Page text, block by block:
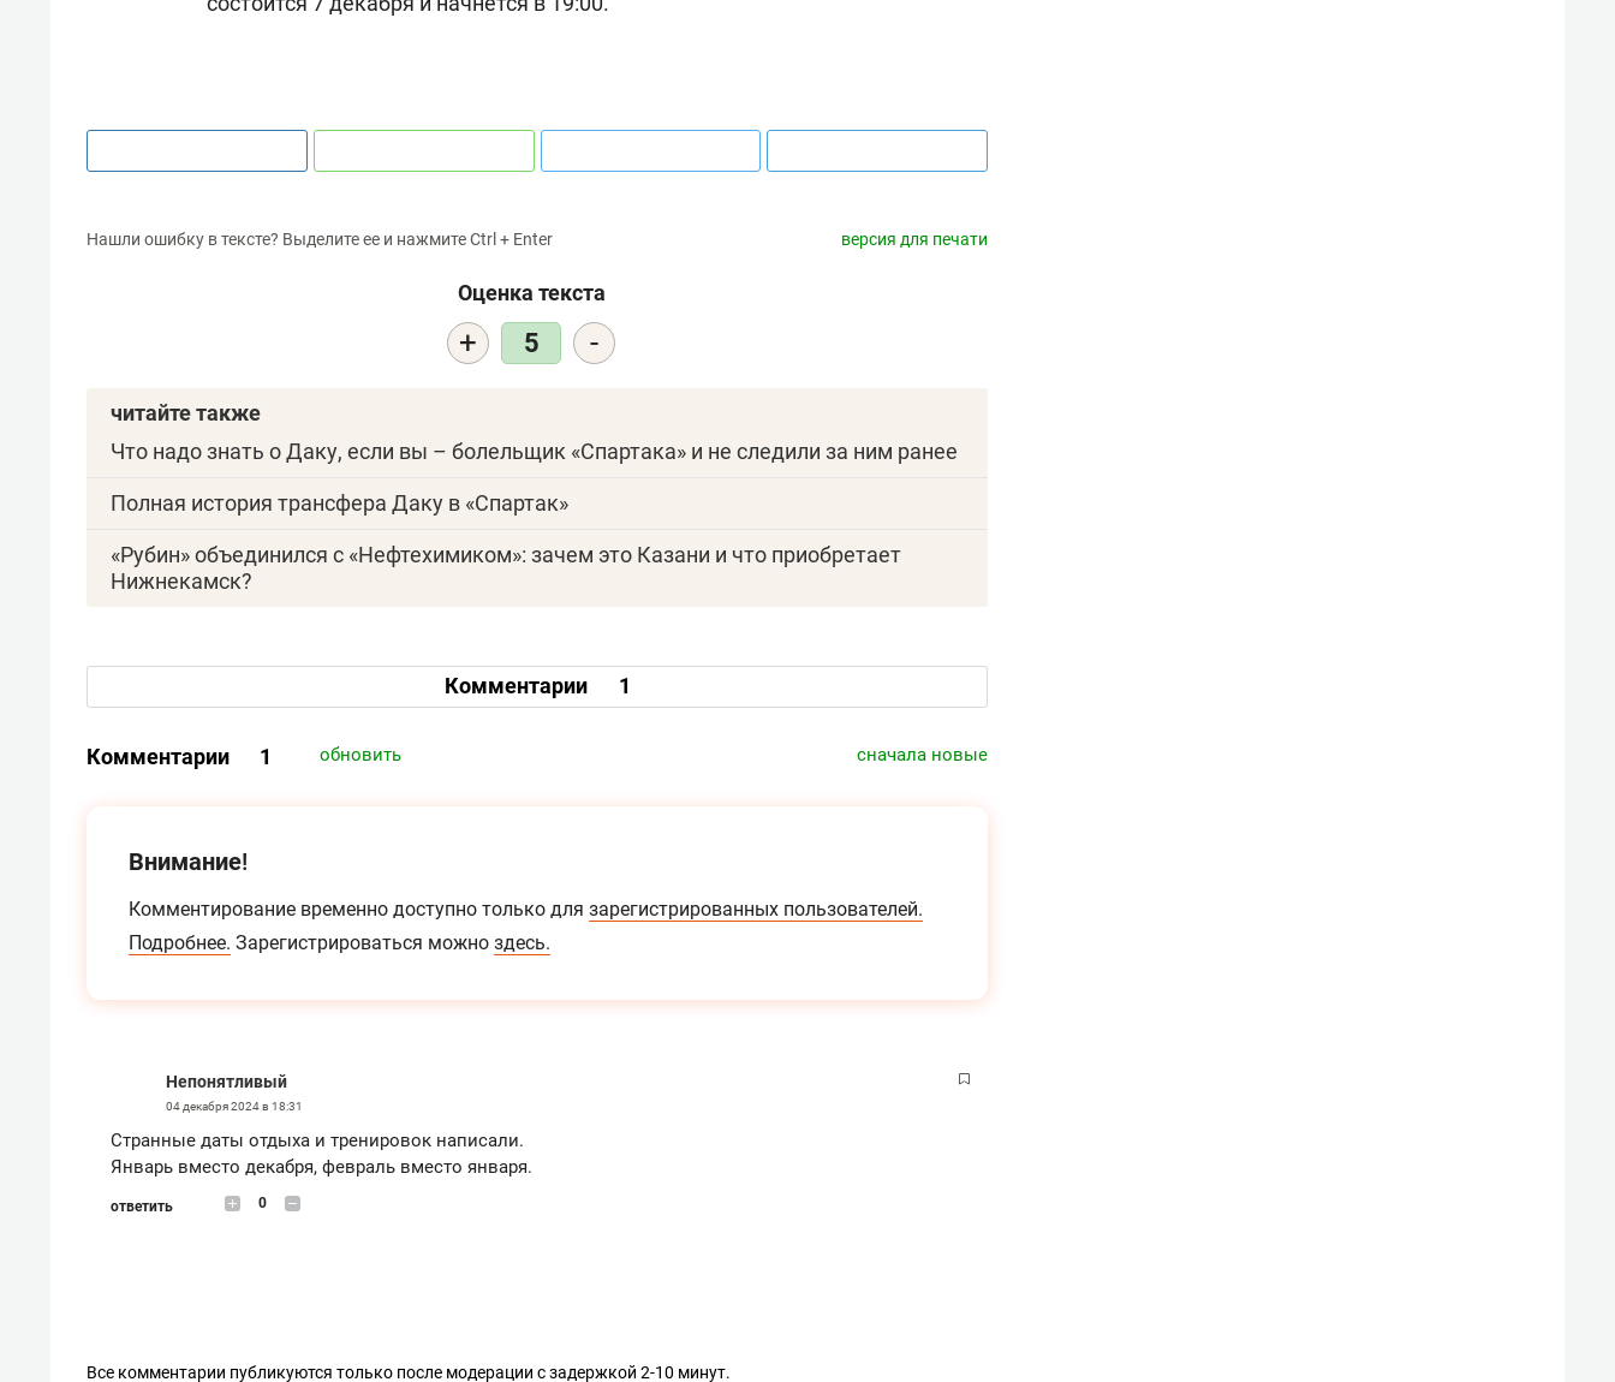
Нашли ошибку в тексте? Выделите ее и нажмите Ctrl + Enter версия для печати
Оценка текста
+ 5 -
читайте также
Что надо знать о Даку, если вы – болельщик «Спартака» и не следили за ним ранее
Полная история трансфера Даку в «Спартак»
«Рубин» объединился с «Нефтехимиком»: зачем это Казани и что приобретает
Нижнекамск?
Комментарии 1
Комментарии 1 обновить сначала новые
Внимание!
Комментирование временно доступно только для зарегистрированных пользователей.
Подробнее. Зарегистрироваться можно здесь.
Непонятливый
04 декабря 2024 в 18:31
Странные даты отдыха и тренировок написали.
Январь вместо декабря, февраль вместо января.
ответить 0
Все комментарии публикуются только после модерации с задержкой 2-10 минут.